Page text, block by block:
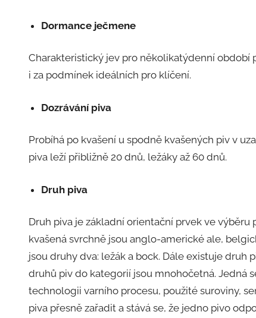
Dormance ječmene
Charakteristický jev pro několikatýdenní
i za podmínek ideálních pro klíčení.
Dozrávání piva
Probíhá po kvašení u spodně kvašených piv v
piva leží přibližně 20 dnů, ležáky až 60 dnů.
Druh piva
Druh piva je základní orientační prvek ve
kvašená svrchně jsou anglo-americké ale,
jsou druhy dva: ležák a bock. Dále existuje druh
druhů piv do kategorií jsou mnohočetná. Jedná
technologii varního procesu, použité suroviny,
piva přesně zařadit a stává se, že jedno pivo